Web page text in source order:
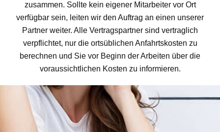
zusammen. Sollte kein eigener Mitarbeiter vor Ort
verfügbar sein, leiten wir den Auftrag an einen unserer
Partner weiter. Alle Vertragspartner sind vertraglich
verpflichtet, nur die ortsüblichen Anfahrtskosten zu
berechnen und Sie vor Beginn der Arbeiten über die
voraussichtlichen Kosten zu informieren.